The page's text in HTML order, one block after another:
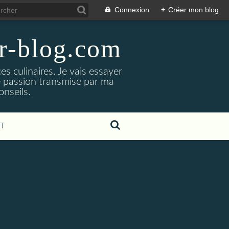
Connexion + Créer mon blog
blog.com
culinaires. Je vais essayer
transmise par ma